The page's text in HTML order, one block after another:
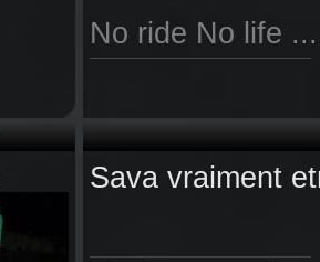
No ride No life
Sava vraiment